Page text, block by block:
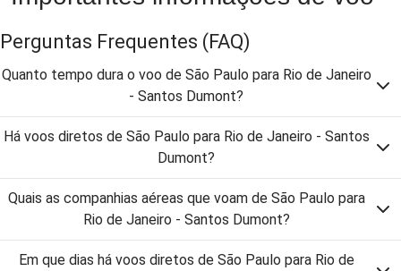
Perguntas Frequentes (FAQ)
Quanto tempo dura o voo de São Paulo para Rio de Janeiro
- Santos Dumont?
Há voos diretos de São Paulo para Rio de Janeiro - Santos
Dumont?
Quais as companhias aéreas que voam de São Paulo para
Rio de Janeiro - Santos Dumont?
Em que dias há voos diretos de São Paulo para Rio de